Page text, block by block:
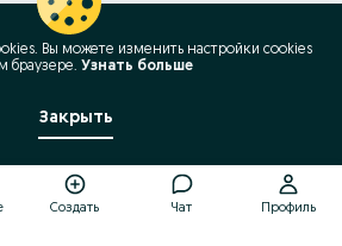
Создать Чат Профиль
Вы можете изменить настройки cookies
браузере. Узнать больше
Закрыть